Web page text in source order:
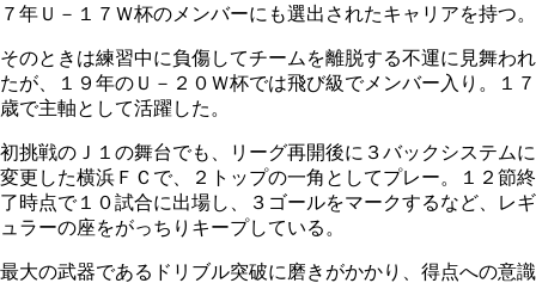
７年Ｕ－１７Ｗ杯のメンバーにも選出されたキャリアを持つ。
そのときは練習中に負傷してチームを離脱する不運に見舞われ
たが、１９年のＵ－２０Ｗ杯では飛び級でメンバー入り。１７
歳で主軸として活躍した。
初挑戦のＪ１の舞台でも、リーグ再開後に３バックシステムに
変更した横浜ＦＣで、２トップの一角としてプレー。１２節終
了時点で１０試合に出場し、３ゴールをマークするなど、レギ
ュラーの座をがっちりキープしている。
最大の武器であるドリブル突破に磨きがかかり、得点への意識